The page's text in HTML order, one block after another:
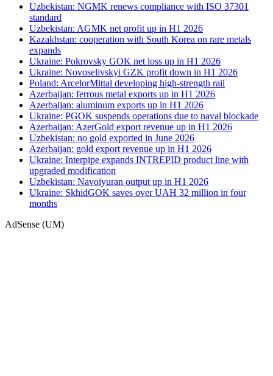
Uzbekistan: NGMK renews compliance with ISO 37301
standard
Uzbekistan: AGMK net profit up in H1 2026
Kazakhstan: cooperation with South Korea on rare metals
expands
Ukraine: Pokrovsky GOK net loss up in H1 2026
Ukraine: Novoselivskyi GZK profit down in H1 2026
Poland: ArcelorMittal developing high-strength rail
Azerbaijan: ferrous metal exports up in H1 2026
Azerbaijan: aluminum exports up in H1 2026
Ukraine: PGOK suspends operations due to naval blockade
Azerbaijan: AzerGold export revenue up in H1 2026
Uzbekistan: no gold exported in June 2026
Azerbaijan: gold export revenue up in H1 2026
Ukraine: Interpipe expands INTREPID product line with
upgraded modification
Uzbekistan: Navoiyuran output up in H1 2026
Ukraine: SkhidGOK saves over UAH 32 million in four
months
AdSense (UM)